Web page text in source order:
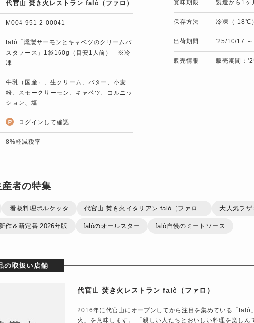
代官山 焚き火レストラン falò（ファロ）
M004-951-2-00041
falò「燻製サーモンとキャベツのクリームパ
スタソース」1袋160g（目安1人前） ※冷
凍
牛乳（国産）、生クリーム、バター、小麦
粉、スモークサーモン、キャベツ、コルニッ
ション、塩
ログインして確認
8%軽減税率
賞味期限 製造から1ヶ
保存方法 冷凍（-18℃）
出荷期間 '25/10/17 ～
販売情報 販売期間：
者の特集
看板料理ポルケッタ 代官山 焚き火イタリアン falò（ファロ... 大人気ラザ
作＆新定番 2026年版 falòのオールスター falò自慢のミートソース
の取扱い店舗
代官山 焚き火レストラン falò（ファロ）
2016年に代官山にオープンしてから注目を集めている「falò
火」を意味します。 「親しい人たちとおいしい料理を楽しん